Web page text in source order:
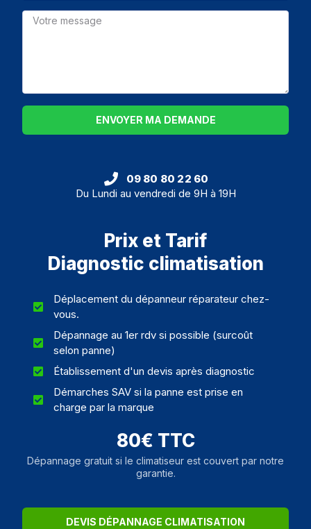
ENVOYER MA DEMANDE
09 80 80 22 60
Du Lundi au vendredi de 9H à 19H
Prix et Tarif
Diagnostic climatisation
Déplacement du dépanneur réparateur chez-
vous.
Dépannage au 1er rdv si possible (surcoût
selon panne)
Établissement d'un devis après diagnostic
Démarches SAV si la panne est prise en
charge par la marque
80€ TTC
Dépannage gratuit si le climatiseur est couvert par notre
garantie.
DEVIS DÉPANNAGE CLIMATISATION